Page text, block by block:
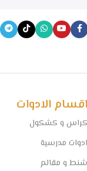
اقسام الادوات
كراس و كشكول
ادوات مدرسية
شنط و مقالم